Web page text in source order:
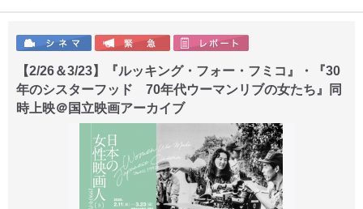
【2/26＆3/23】『ルッキング・フォー・フミコ』・『30
年のシスターフッド 70年代ウーマンリブの女たち』同
時上映＠国立映画アーカイブ